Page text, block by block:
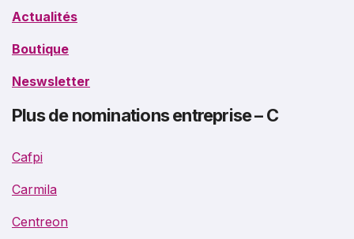
Actualités
Boutique
Neswsletter
Plus de nominations entreprise – C
Cafpi
Carmila
Centreon